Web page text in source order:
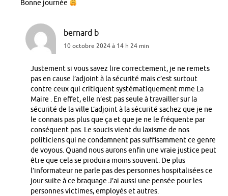
Bonne journée
bernard b
10 octobre 2024 à 14 h 24 min
Justement si vous savez lire correctement, je ne remets
pas en cause l’adjoint à la sécurité mais c’est surtout
contre ceux qui critiquent systématiquement mme La
Maire . En effet, elle n’est pas seule à travailler sur la
sécurité de la ville L’adjoint à la sécurité sachez que je ne
le connais pas plus que ça et que je ne le fréquente par
conséquent pas. Le soucis vient du laxisme de nos
politiciens qui ne condamnent pas suffisamment ce genre
de voyous. Quand nous aurons enfin une vraie justice peut
être que cela se produira moins souvent. De plus
l’informateur ne parle pas des personnes hospitalisées ce
jour suite à ce braquage J’ai aussi une pensée pour les
personnes victimes, employés et autres.